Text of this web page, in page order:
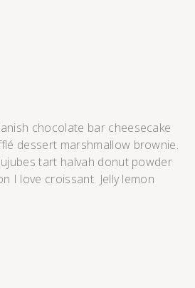
chocolate bar cheesecake
dessert marshmallow brownie.
tart halvah donut powder
I love croissant. Jelly lemon